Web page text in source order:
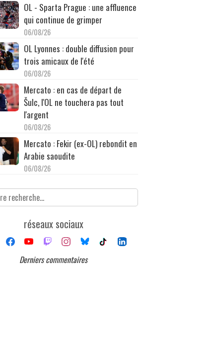
OL - Sparta Prague : une affluence
qui continue de grimper
06/08/26
OL Lyonnes : double diffusion pour
trois amicaux de l'été
06/08/26
Mercato : en cas de départ de
Šulc, l'OL ne touchera pas tout
l'argent
06/08/26
Mercato : Fekir (ex-OL) rebondit en
Arabie saoudite
06/08/26
réseaux sociaux
Derniers commentaires